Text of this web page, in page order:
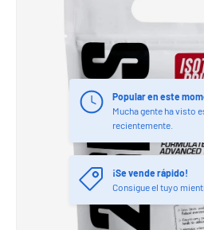
IR DIRECTAMENTE A LA
Popular en este
Mucha gente ha visto
recientemente.
¡Se vende rápido!
Consigue el tuyo